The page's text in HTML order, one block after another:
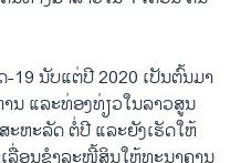
19 ນັບ​ແຕ່​ປີ 2020 ເປັນ​ຕົ້ນ​ມາ​
ນ ແລະ​ທ່ອງ​ທ່ຽວ​ໃນ​ລາວ​ສູນ​
ະ​ຫະ​ລັດ ຕໍ່​ປີ ແລະ​ຍັງ​ເຮັ​ດ​ໃຫ້​